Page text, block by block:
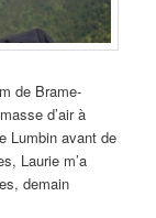
de Brame-
d’air à
Lumbin avant de
Laurie m’a
demain